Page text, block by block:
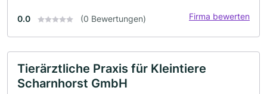
0.0 (0 Bewertungen) Firma bewerten
Tierärztliche Praxis für Kleintiere
Scharnhorst GmbH